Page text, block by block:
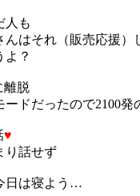
人も
んはそれ（販売応援）
よ？
離脱
ードだったので2100発
♥
り話せず
日は寝よう…